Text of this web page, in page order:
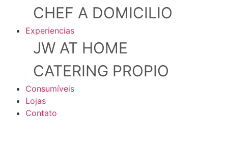
CHEF A DOMICILIO
Experiencias
JW AT HOME
CATERING PROPIO
Consumíveis
Lojas
Contato